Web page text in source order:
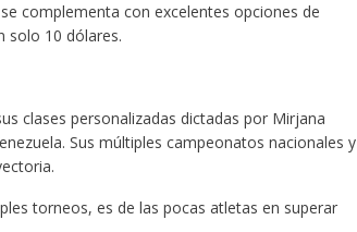
complementa con excelentes opciones de
solo 10 dólares.
clases personalizadas dictadas por Mirjana
Sus múltiples campeonatos nacionales y
torneos, es de las pocas atletas en superar